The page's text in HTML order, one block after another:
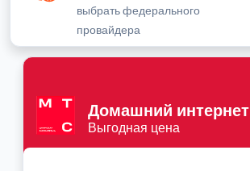
выбрать федерального
провайдера
Домашний интернет
Выгодная цена